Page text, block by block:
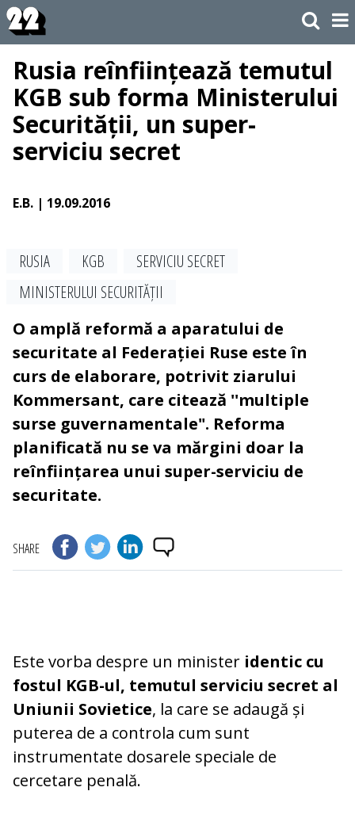
Rusia reînființează temutul
KGB sub forma Ministerului
Securității, un super-
serviciu secret
E.B. | 19.09.2016
RUSIA KGB
SERVICIU SECRET
MINISTERULUI SECURITĂȚII
O amplă reformă a aparatului de
securitate al Federației Ruse este în
curs de elaborare, potrivit ziarului
Kommersant, care citează ''multiple
surse guvernamentale". Reforma
planificată nu se va mărgini doar la
reînființarea unui super-serviciu de
securitate.
SHARE
Este vorba despre un minister identic cu
fostul KGB-ul, temutul serviciu secret al
Uniunii Sovietice, la care se adaugă și
puterea de a controla cum sunt
instrumentate dosarele speciale de
cercetare penală.